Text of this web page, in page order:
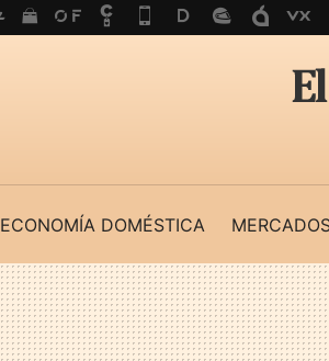
ECONOMÍA DOMÉSTICA